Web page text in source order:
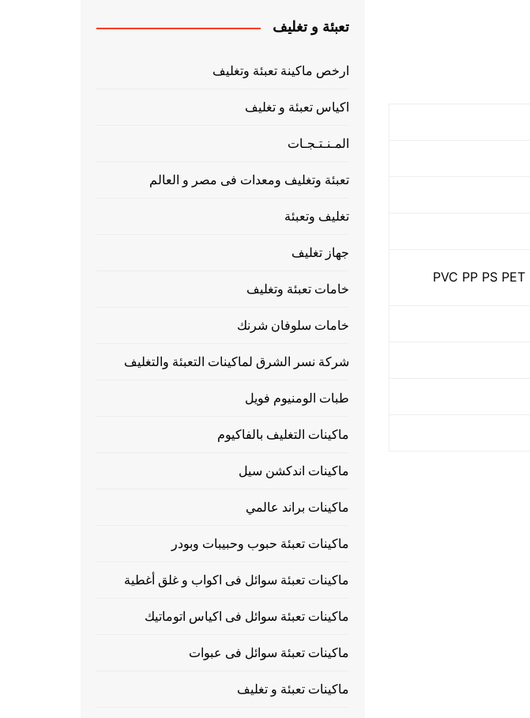
تعبئة و تغليف
ارخص ماكينة تعبئة وتغليف
اكياس تعبئة و تغليف
المـنـتـجـات
تعبئة وتغليف ومعدات فى مصر و العالم
تغليف وتعبئة
جهاز تغليف
خامات تعبئة وتغليف
خامات سلوفان شرنك
شركة نسر الشرق لماكينات التعبئة والتغليف
طبات الومنيوم فويل
ماكينات التغليف بالفاكيوم
ماكينات اندكشن سيل
ماكينات براند عالمي
ماكينات تعبئة حبوب وحبيبات وبودر
ماكينات تعبئة سوائل فى اكواب و غلق أغطية
ماكينات تعبئة سوائل فى اكياس اتوماتيك
ماكينات تعبئة سوائل فى عبوات
ماكينات تعبئة و تغليف